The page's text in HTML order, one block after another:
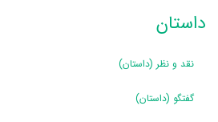
داستان
نقد و نظر (داستان)
گفتگو (داستان)